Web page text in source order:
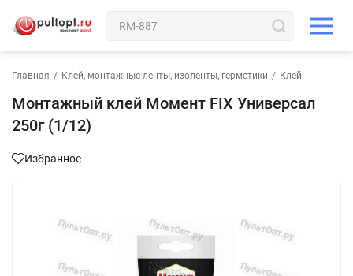
Главная / Клей, монтажные ленты, изоленты, герметики / Клей
Монтажный клей Момент FIX Универсал
250г (1/12)
Избранное